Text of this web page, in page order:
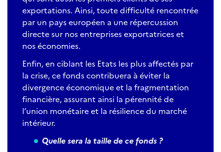
exportations. Ainsi, toute difficulté rencontrée
par un pays européen a une répercussion
directe sur nos entreprises exportatrices et
nos économies.
Enfin, en ciblant les Etats les plus affectés par
la crise, ce fonds contribuera à éviter la
divergence économique et la fragmentation
financière, assurant ainsi la pérennité de
l’union monétaire et la résilience du marché
intérieur.
Quelle sera la taille de ce fonds ?